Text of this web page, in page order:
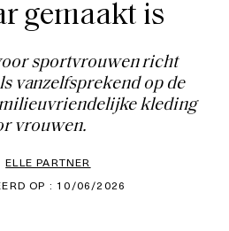
gemaakt is
sportvrouwen richt
vanzelfsprekend op de
kleding
vrouwen.
ELLE PARTNER
OP : 10/06/2026